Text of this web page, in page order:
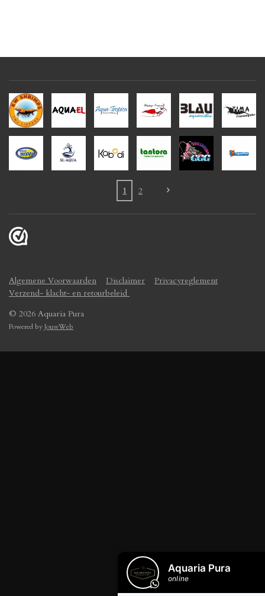
1 2
Algemene Voorwaarden Disclaimer
Privacyreglement
Verzend- klacht- en retourbeleid
© 2026 Aquaria Pura
Powered byJouwWeb